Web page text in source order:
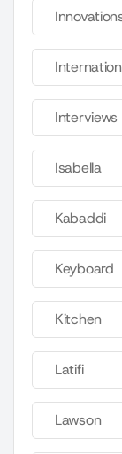
Interviews
Isabella
Kabaddi
Keyboard
Kitchen
Latifi
Lawson